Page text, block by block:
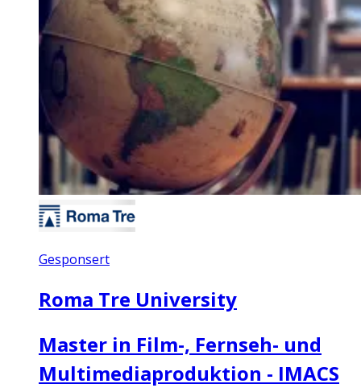
Gesponsert
Roma Tre University
Master in Film-, Fernseh- und
Multimediaproduktion - IMACS